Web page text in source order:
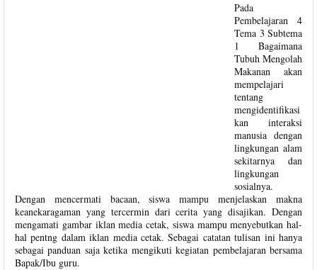
Pada
Pembelajaran 4
Tema 3 Subtema
1 Bagaimana
Tubuh Mengolah
Makanan akan
mempelajari
tentang
mengidentifikasi
kan interaksi
manusia dengan
lingkungan alam
sekitarnya dan
lingkungan
sosialnya.
Dengan mencermati bacaan, siswa mampu menjelaskan makna
keanekaragaman yang tercermin dari cerita yang disajikan. Dengan
mengamati gambar iklan media cetak, siswa mampu menyebutkan hal-
hal pentng dalam iklan media cetak. Sebagai catatan tulisan ini hanya
sebagai panduan saja ketika mengikuti kegiatan pembelajaran bersama
Bapak/Ibu guru.